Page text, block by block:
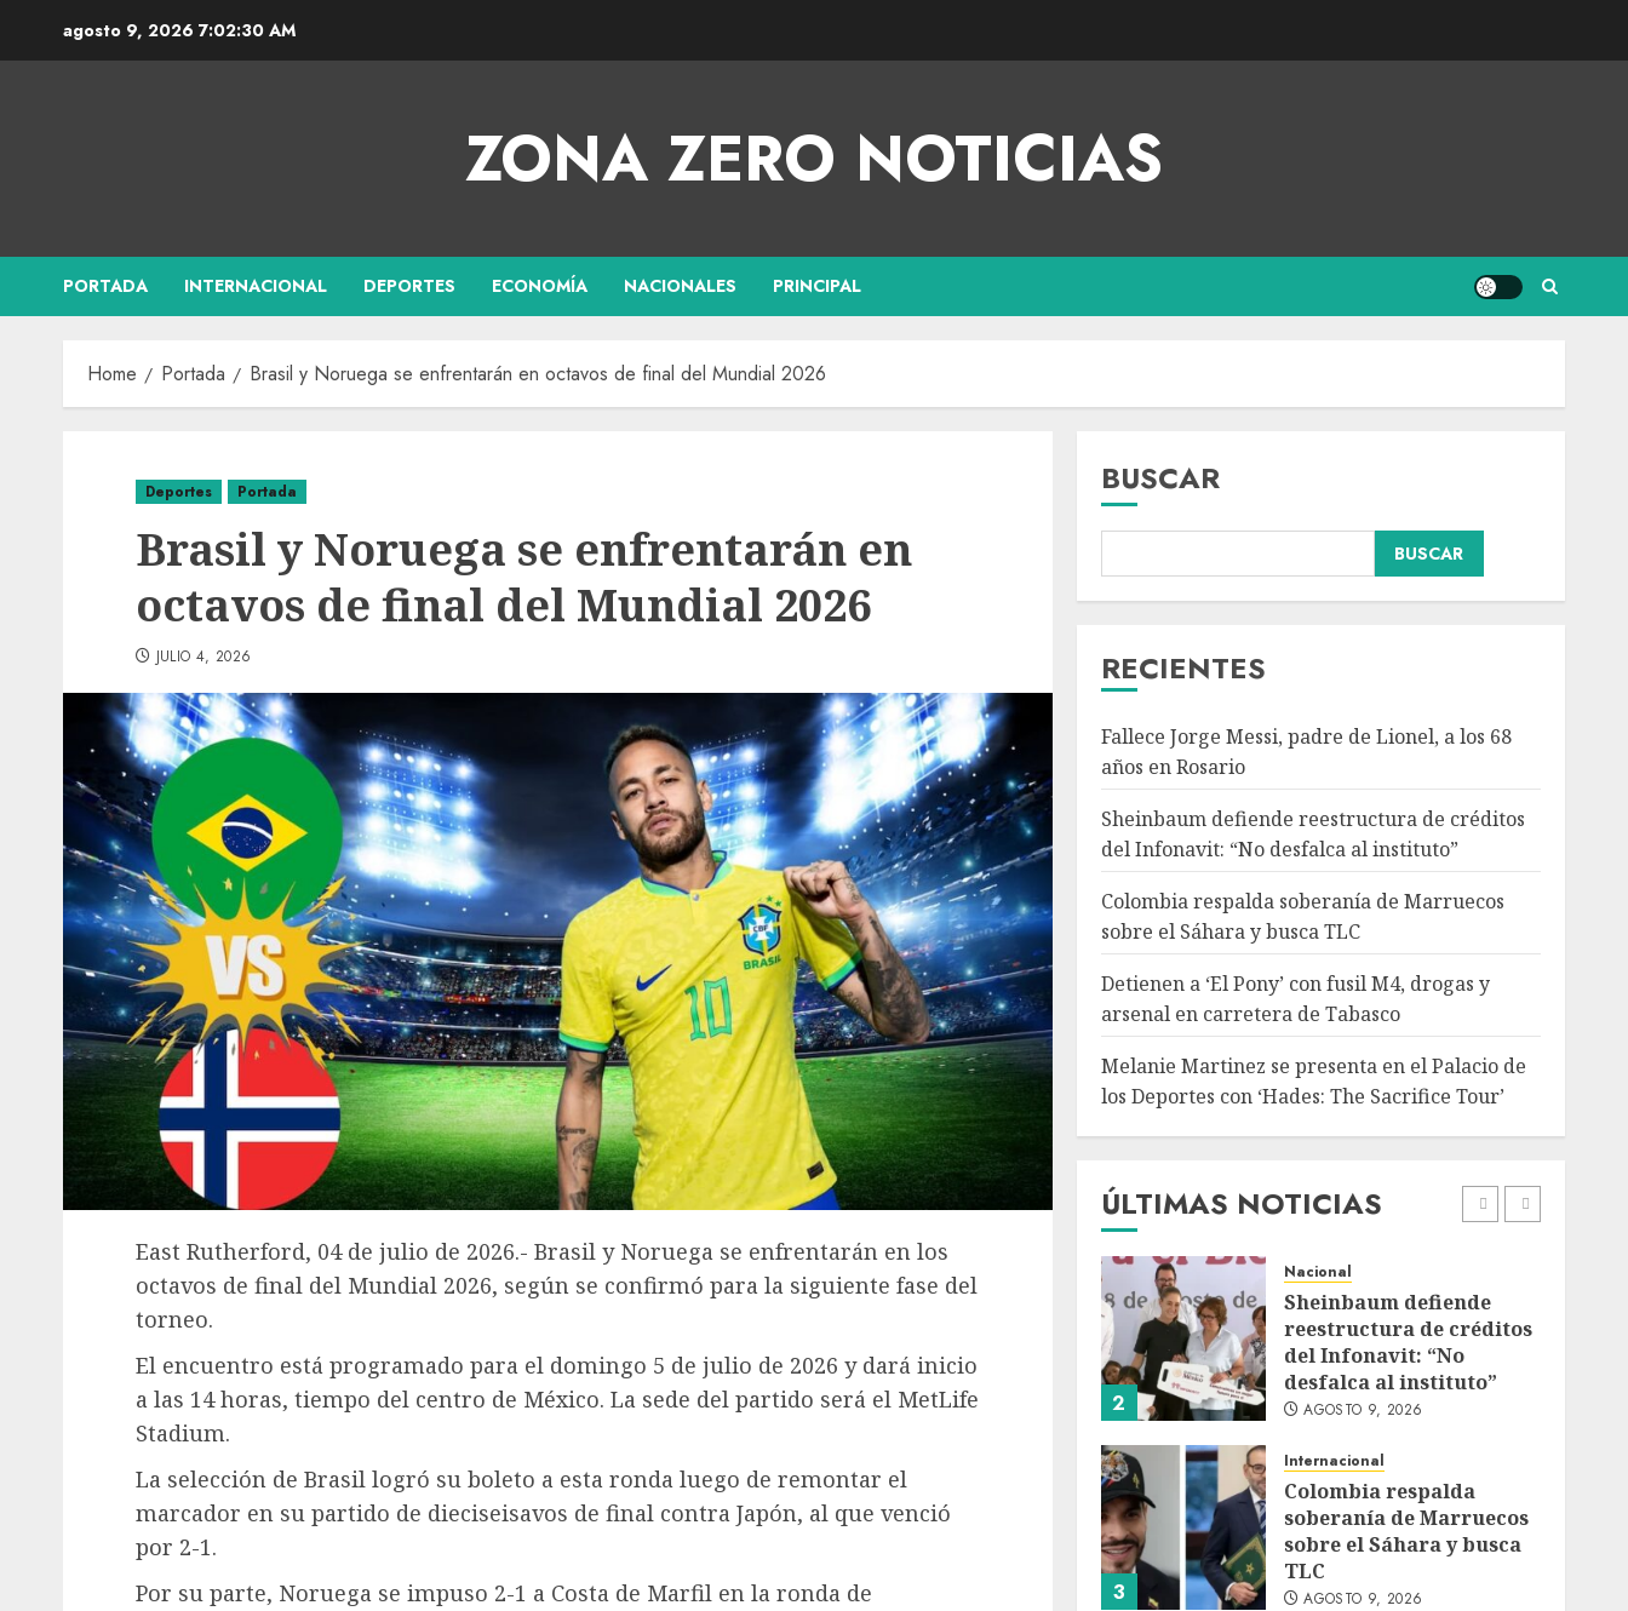
agosto 9, 2026 7:02:31 AM
ZONA ZERO NOTICIAS
PORTADA INTERNACIONAL DEPORTES ECONOMÍA NACIONALES PRINCIPAL
Home Portada Brasil y Noruega se enfrentarán en octavos de final del Mundial 2026
Deportes Portada
Brasil y Noruega se enfrentarán en
octavos de final del Mundial 2026
JULIO 4, 2026
East Rutherford, 04 de julio de 2026.- Brasil y Noruega se enfrentarán en los
octavos de final del Mundial 2026, según se confirmó para la siguiente fase del
torneo.
El encuentro está programado para el domingo 5 de julio de 2026 y dará inicio
a las 14 horas, tiempo del centro de México. La sede del partido será el MetLife
Stadium.
La selección de Brasil logró su boleto a esta ronda luego de remontar el
marcador en su partido de dieciseisavos de final contra Japón, al que venció
por 2-1.
Por su parte, Noruega se impuso 2-1 a Costa de Marfil en la ronda de
BUSCAR
BUSCAR
RECIENTES
Fallece Jorge Messi, padre de Lionel, a los 68
años en Rosario
Sheinbaum defiende reestructura de créditos
del Infonavit: “No desfalca al instituto”
Colombia respalda soberanía de Marruecos
sobre el Sáhara y busca TLC
Detienen a ‘El Pony’ con fusil M4, drogas y
arsenal en carretera de Tabasco
Melanie Martinez se presenta en el Palacio de
los Deportes con ‘Hades: The Sacrifice Tour’
ÚLTIMAS NOTICIAS
Colombia respalda
soberanía de Marruecos
sobre el Sáhara y busca
4
Detienen a ‘El Pony’ con
arsenal en carretera de
Tabasco
AGOSTO 9, 2026
5
Melanie Martinez se
presenta en el Palacio de
los Deportes con ‘Hades:
The Sacrifice Tour’
AGOSTO 9, 2026
1
Deportes Internacional Portada
AGOSTO 9, 2026
2
Nacional
Sheinbaum defiende
reestructura de créditos
del Infonavit: “No
desfalca al instituto”
AGOSTO 9, 2026
3
Internacional
Colombia respalda
soberanía de Marruecos
sobre el Sáhara y busca
TLC
AGOSTO 9, 2026